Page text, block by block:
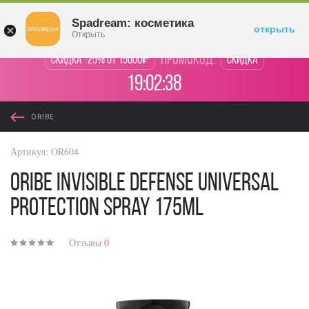
Скидка -25% от 15000₽ промокод: Скидка
19:02:37
ORIBE
Артикул: OR604
Oribe Invisible Defense Universal
Protection Spray 175ml
Отзывы 0
Spadream: косметика
Открыть открыть